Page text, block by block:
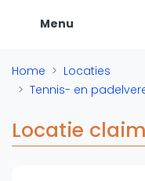
Menu
Organisatie
Banenbouwers
Overige categorien
Padelscholen
Home
Locaties
Tennis- en
Locatie